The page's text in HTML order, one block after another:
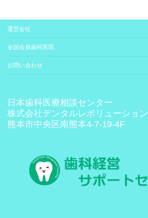
運営会社
全国会員歯科医院
お問い合わせ
日本歯科医療相談センター
株式会社デンタルレボリューション
熊本市中央区南熊本4-7-19-4F